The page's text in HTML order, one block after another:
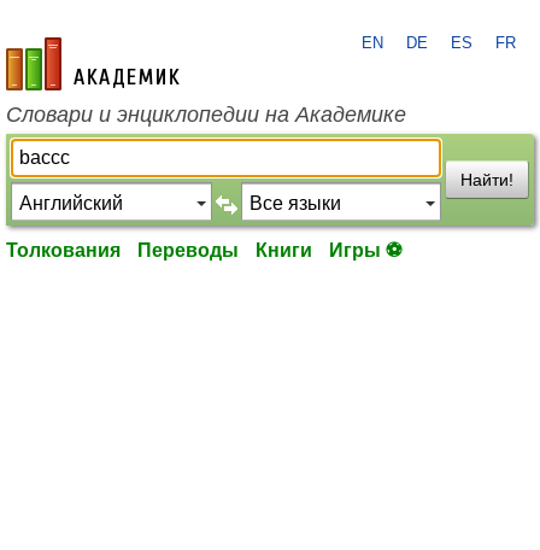
academic.ru
EN DE ES FR
Словари и энциклопедии на Академике
Найти!
Толкования Переводы Книги Игры ⚽